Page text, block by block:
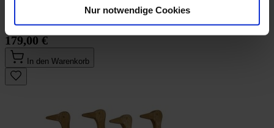
Nur notwendige Cookies
Podest WIESE wurde hergestellt von der FAIRtigung Holz
179,00 €
In den Warenkorb